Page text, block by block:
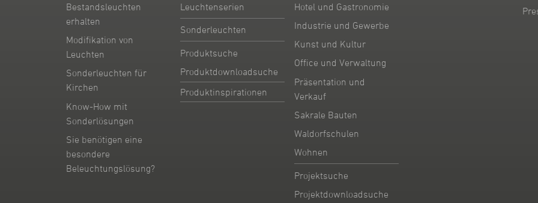
Bestandsleuchten
erhalten
Modifikation von
Leuchten
Sonderleuchten für
Kirchen
Know-How mit
Sonderlösungen
Sie benötigen eine
besondere
Beleuchtungslösung?
Leuchtenserien
Sonderleuchten
Produktsuche
Produktdownloadsuche
Produktinspirationen
Hotel und Gastronomie
Industrie und Gewerbe
Kunst und Kultur
Office und Verwaltung
Präsentation und
Verkauf
Sakrale Bauten
Waldorfschulen
Wohnen
Projektsuche
Projektdownloadsuche